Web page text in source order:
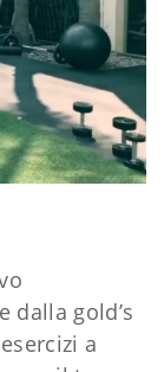
dalla gold’s
a